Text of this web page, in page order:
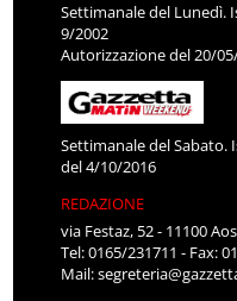
Settimanale del Lunedì.
9/2002
Autorizzazione del 20/
Settimanale del Sabato.
del 4/10/2016
REDAZIONE
via Festaz, 52 - 11100
Tel: 0165/231711 - Fax:
Mail: